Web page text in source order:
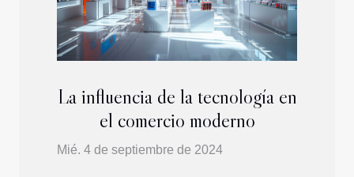
La influencia de la tecnología en
el comercio moderno
Mié. 4 de septiembre de 2024